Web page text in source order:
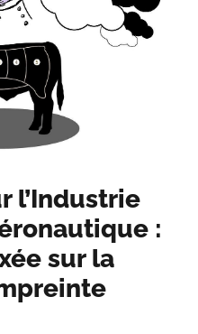
l’Industrie
:
sur la